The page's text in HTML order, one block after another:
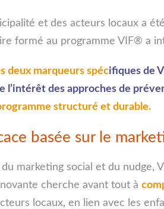
et des acteurs locaux a
formé au programme VIF® a
deux marqueurs spécifiques de
des approches de
structuré et durable.
basée sur le
marketing social et du nudge,
cherche avant tout à
locaux, en lien avec les